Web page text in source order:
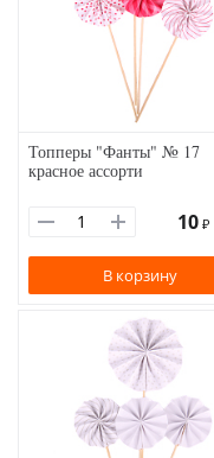
Топперы "Фанты" № 17
красное ассорти
10 ₽
В корзину